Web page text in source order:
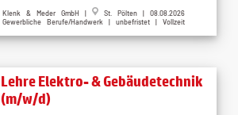
Klenk & Meder GmbH |
St. Pölten | 08.08.2026
Gewerbliche Berufe/Handwerk | unbefristet | Vollzeit
Lehre Elektro- & Gebäudetechnik
(m/w/d)